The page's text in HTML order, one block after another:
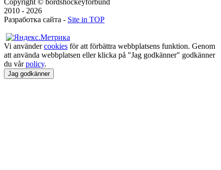
Copyright © bordshockeyförbund
2010 - 2026
Разработка сайта - Site in TOP
Vi användercookies för att förbättra webbplatsens funktion. Genom
att använda webbplatsen eller klicka på "Jag godkänner" godkänner
du vårpolicy.
Jag godkänner